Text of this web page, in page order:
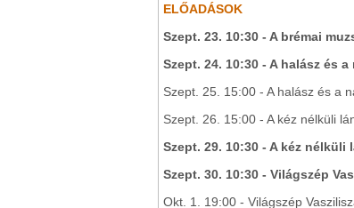
ELŐADÁSOK
Szept. 23. 10:30 - A brémai
Szept. 24. 10:30 - A halász és
Szept. 25. 15:00 - A halász és a
Szept. 26. 15:00 - A kéz nélküli
Szept. 29. 10:30 - A kéz nélküli
Szept. 30. 10:30 - Világszép
Okt. 1. 19:00 - Világszép